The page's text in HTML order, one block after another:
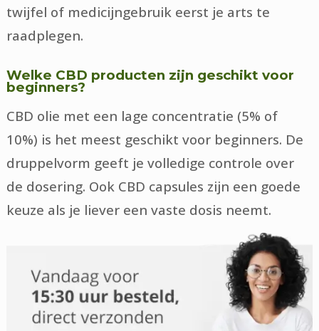
twijfel of medicijngebruik eerst je arts te
raadplegen.
Welke CBD producten zijn geschikt voor
beginners?
CBD olie met een lage concentratie (5% of
10%) is het meest geschikt voor beginners. De
druppelvorm geeft je volledige controle over
de dosering. Ook CBD capsules zijn een goede
keuze als je liever een vaste dosis neemt.